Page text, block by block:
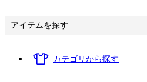
アイテムを探す
カテゴリから探す